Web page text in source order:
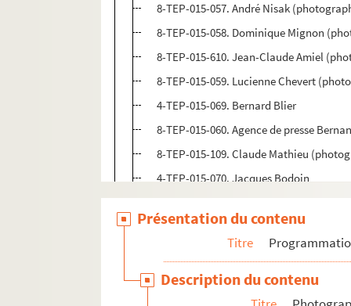
8-TEP-015-057. André Nisak
8-TEP-015-058. Dominique Mignon
8-TEP-015-610. Jean-Claude Amiel
8-TEP-015-059. Lucienne Chevert
4-TEP-015-069. Bernard Blier
8-TEP-015-060. Agence de presse
8-TEP-015-109. Claude Mathieu
4-TEP-015-070. Jacques Bodoin
8-TEP-015-061. Dominique Mignon
8-TEP-015-062. Henriette Boghys
8-TEP-015-063. Valérie Boisgel
8-TEP-015-064. Georges Pierre
8-TEP-015-065. Jean-Pierre Auber
Présentation du contenu
Titre
Description du contenu